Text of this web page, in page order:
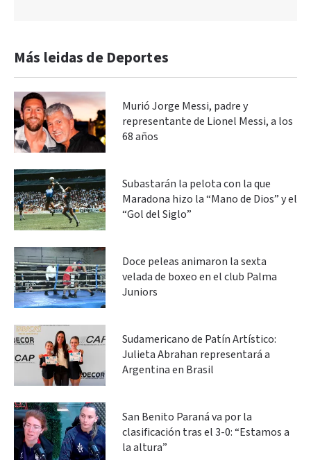
Más leidas de Deportes
Murió Jorge Messi, padre y
representante de Lionel Messi, a los
68 años
Subastarán la pelota con la que
Maradona hizo la “Mano de Dios” y el
“Gol del Siglo”
Doce peleas animaron la sexta
velada de boxeo en el club Palma
Juniors
Sudamericano de Patín Artístico:
Julieta Abrahan representará a
Argentina en Brasil
San Benito Paraná va por la
clasificación tras el 3-0: “Estamos a
la altura”